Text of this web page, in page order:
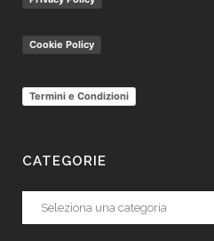
Cookie Policy
Termini e Condizioni
CATEGORIE
Categorie